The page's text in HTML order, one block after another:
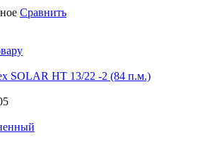
Сравнить
SOLAR HT 13/22 -2 (84 п.м.)